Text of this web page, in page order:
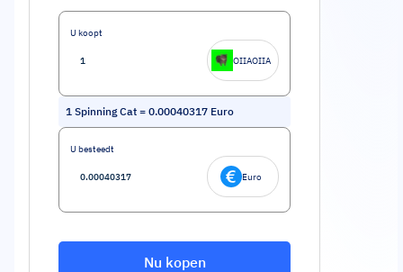
U koopt
OIIAOIIA
1 Spinning Cat = 0.00040317 Euro
U besteedt
Euro
Nu kopen